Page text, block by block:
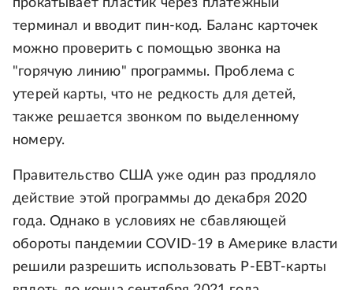
прокатывает пластик через платежный
терминал и вводит пин-код. Баланс карточек
можно проверить с помощью звонка на
"горячую линию" программы. Проблема с
утерей карты, что не редкость для детей,
также решается звонком по выделенному
номеру.
Правительство США уже один раз продляло
действие этой программы до декабря 2020
года. Однако в условиях не сбавляющей
обороты пандемии COVID-19 в Америке власти
решили разрешить использовать P-EBT-карты